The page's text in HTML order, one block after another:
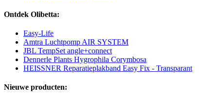
Ontdek Olibetta:
Easy-Life
Amtra Luchtpomp AIR SYSTEM
JBL TempSet angle+connect
Dennerle Plants Hygrophila Corymbosa
HEISSNER Reparatieplakband Easy Fix - Transparant
Nieuwe producten: